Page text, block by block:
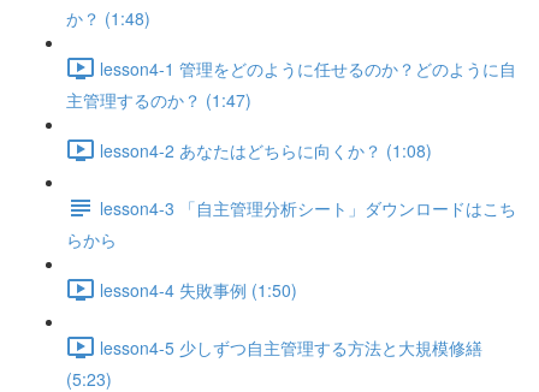
か？ (1:48)
lesson4-1 管理をどのように任せるのか？どのように自
主管理するのか？ (1:47)
lesson4-2 あなたはどちらに向くか？ (1:08)
lesson4-3 「自主管理分析シート」ダウンロードはこち
らから
lesson4-4 失敗事例 (1:50)
lesson4-5 少しずつ自主管理する方法と大規模修繕
(5:23)